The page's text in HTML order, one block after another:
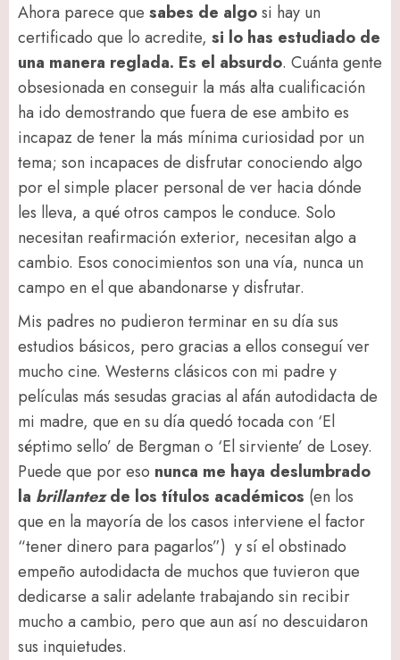
Ahora parece que sabes de algosi hay un
certificado que lo acredite, si lo has estudiado de
una manera reglada. Es el absurdo. Cuánta gente
obsesionada en conseguir la más alta cualificación
ha ido demostrando que fuera de ese ambito es
incapaz de tener la más mínima curiosidad por un
tema; son incapaces de disfrutar conociendo algo
por el simple placer personal de ver hacia dónde
les lleva, a qué otros campos le conduce. Solo
necesitan reafirmación exterior, necesitan algo a
cambio. Esos conocimientos son una vía, nunca un
campo en el que abandonarse y disfrutar.
Mis padres no pudieron terminar en su día sus
estudios básicos, pero gracias a ellos conseguí ver
mucho cine. Westerns clásicos con mi padre y
películas más sesudas gracias al afán autodidacta de
mi madre, que en su día quedó tocada con ‘El
séptimo sello’ de Bergman o ‘El sirviente’ de Losey.
Puede que por eso nunca me haya deslumbrado
la brillantezde los títulos académicos (en los
que en la mayoría de los casos interviene el factor
“tener dinero para pagarlos”) y sí el obstinado
empeño autodidacta de muchos que tuvieron que
dedicarse a salir adelante trabajando sin recibir
mucho a cambio, pero que aun así no descuidaron
sus inquietudes.